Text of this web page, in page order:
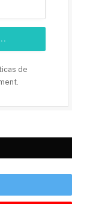
de